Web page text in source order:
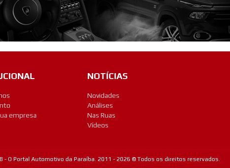
empresa
NOTÍCIAS
Novidades
Análises
Nas Ruas
Vídeos
- O Portal Automotivo da Paraíba. 2011 - 2026 © Todos os direitos reservados.